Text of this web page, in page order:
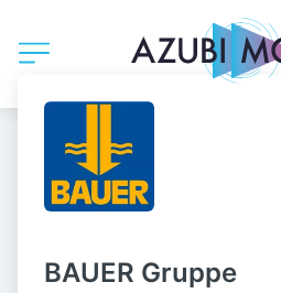
BAUER Gruppe